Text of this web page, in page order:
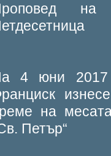
4 юни 2017
на
Петър“